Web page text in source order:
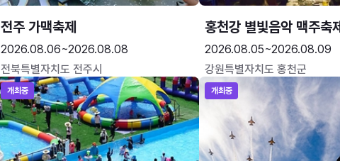
전주 가맥축제
2026.08.06~2026.08.08
전북특별자치도 전주시
홍천강 별빛음악 맥주축
2026.08.05~2026.08.09
강원특별자치도 홍천군
개최중 개최중